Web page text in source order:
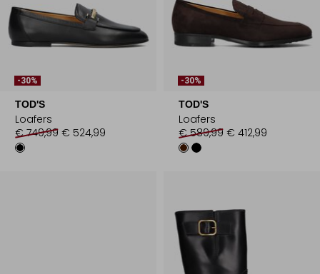
-30%
TOD'S
Loafers
€ 749,99 € 524,99
-30%
TOD'S
Loafers
€ 589,99 € 412,99